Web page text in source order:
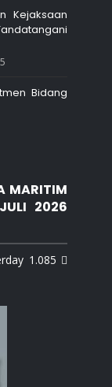
Kejaksaan
Bidang
MARITIM
2026
1.085 